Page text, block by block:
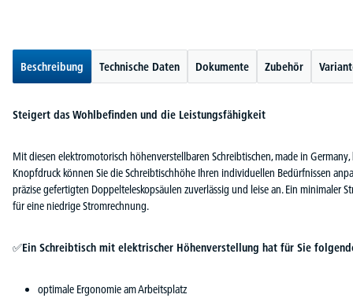
Beschreibung Technische Daten Dokumente Zubehör
Steigert das Wohlbefinden und die Leistungsfähigkeit
Mit diesen elektromotorisch höhenverstellbaren Schreibtischen, made in
Knopfdruck können Sie die Schreibtischhöhe Ihren individuellen Bedürfnissen
präzise gefertigten Doppelteleskopsäulen zuverlässig und leise an. Ein minimaler
für eine niedrige Stromrechnung.
✅Ein Schreibtisch mit elektrischer Höhenverstellung hat für Sie
optimale Ergonomie am Arbeitsplatz